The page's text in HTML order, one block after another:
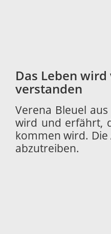
Das Leben
verstanden
Verena Bleuel
wird und erfährt,
kommen wird. Die
abzutreiben.